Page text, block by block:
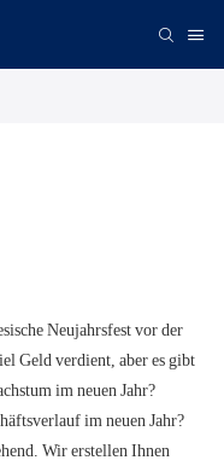
Neujahrsfest vor der
Geld verdient, aber es gibt
im neuen Jahr?
im neuen Jahr?
Wir erstellen Ihnen